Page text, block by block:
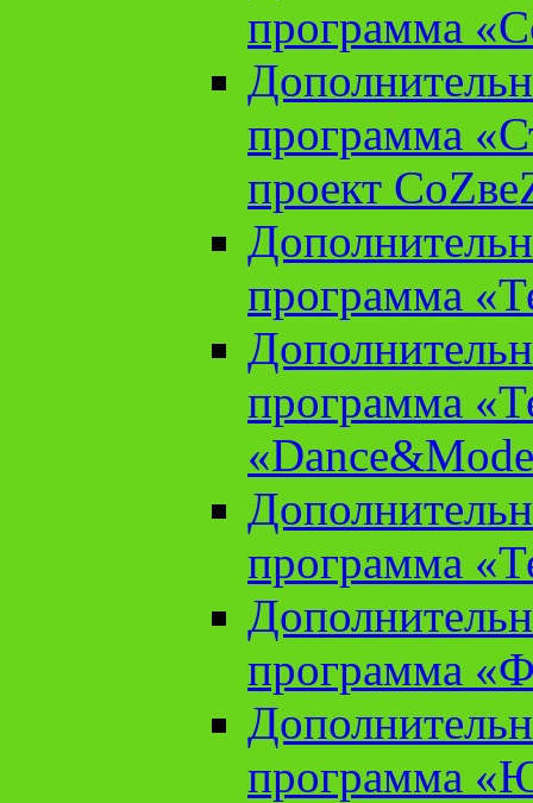
программа
программа
проект
программа
программа
программа
программа
программа